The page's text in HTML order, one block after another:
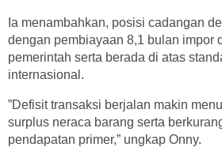
Ia menambahkan, posisi cadangan
dengan pembiayaan 8,1 bulan impor
pemerintah serta berada di atas
internasional.
”Defisit transaksi berjalan makin
surplus neraca barang serta
pendapatan primer,” ungkap Onny.